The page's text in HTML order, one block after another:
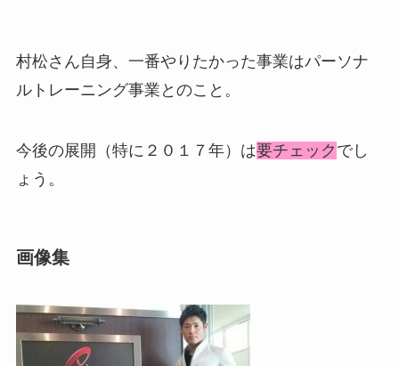
村松さん自身、一番やりたかった事業はパーソナ
ルトレーニング事業とのこと。
今後の展開（特に２０１７年）は要チェック でし
ょう。
画像集